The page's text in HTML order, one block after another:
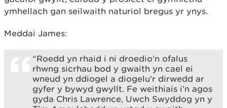
ymhellach gan seilwaith naturiol bregus yr ynys.
Meddai James:
“Roedd yn rhaid i ni droedio’n ofalus
rhwng sicrhau bod y gwaith yn cael ei
wneud yn ddiogel a diogelu’r dirwedd ar
gyfer y bywyd gwyllt. Fe weithiais i’n agos
gyda Chris Lawrence, Uwch Swyddog yn y